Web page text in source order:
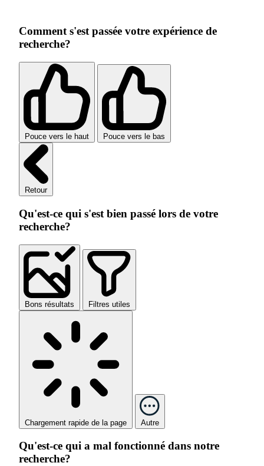
Comment s'est passée votre expérience de
recherche?
Pouce vers le haut Pouce vers le bas
Retour
Qu'est-ce qui s'est bien passé lors de votre
recherche?
Bons résultats Filtres utiles
Chargement rapide de la page Autre
Qu'est-ce qui a mal fonctionné dans notre
recherche?